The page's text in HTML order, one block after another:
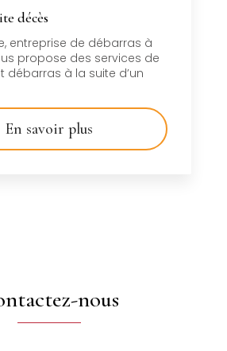
décès
entreprise de débarras à
propose des services de
débarras à la suite d’un
En savoir plus
nous